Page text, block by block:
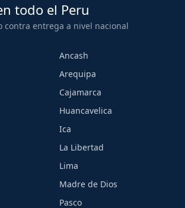
todo el Peru
contra entrega a nivel nacional
Ancash
Arequipa
Cajamarca
Huancavelica
Ica
La Libertad
Lima
Madre de Dios
Pasco